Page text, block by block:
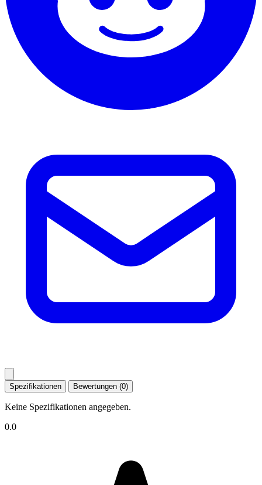
Spezifikationen Bewertungen (0)
Keine Spezifikationen angegeben.
0.0